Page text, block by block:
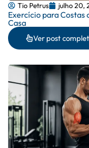
Tio Petrus julho 20,
Exercício para Costas
Casa
Ver post